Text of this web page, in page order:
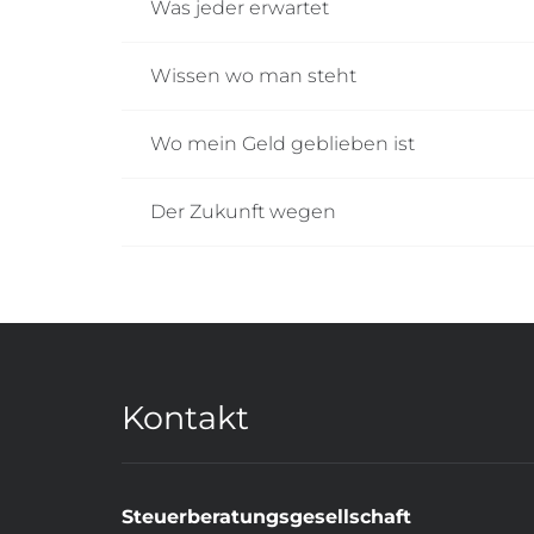
Was jeder erwartet
Wissen wo man steht
Wo mein Geld geblieben ist
Der Zukunft wegen
Kontakt
Steuerberatungsgesellschaft